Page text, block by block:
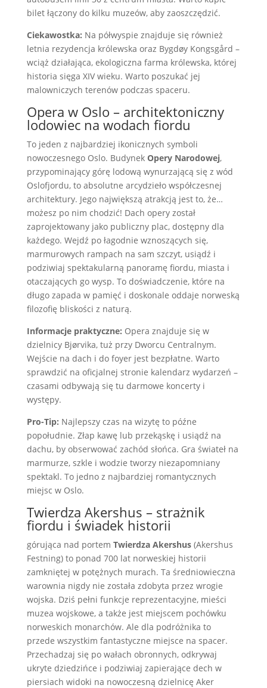
bilet łączony do kilku muzeów, aby zaoszczędzić.
Ciekawostka: Na półwyspie znajduje się również
letnia rezydencja królewska oraz Bygdøy Kongsgård –
wciąż działająca, ekologiczna farma królewska, której
historia sięga XIV wieku. Warto poszukać jej
malowniczych terenów podczas spaceru.
Opera w Oslo – architektoniczny
lodowiec na wodach fiordu
To jeden z najbardziej ikonicznych symboli
nowoczesnego Oslo. Budynek Opery Narodowej,
przypominający górę lodową wynurzającą się z wód
Oslofjordu, to absolutne arcydzieło współczesnej
architektury. Jego największą atrakcją jest to, że…
możesz po nim chodzić! Dach opery został
zaprojektowany jako publiczny plac, dostępny dla
każdego. Wejdź po łagodnie wznoszących się,
marmurowych rampach na sam szczyt, usiądź i
podziwiaj spektakularną panoramę fiordu, miasta i
otaczających go wysp. To doświadczenie, które na
długo zapada w pamięć i doskonale oddaje norweską
filozofię bliskości z naturą.
Informacje praktyczne: Opera znajduje się w
dzielnicy Bjørvika, tuż przy Dworcu Centralnym.
Wejście na dach i do foyer jest bezpłatne. Warto
sprawdzić na oficjalnej stronie kalendarz wydarzeń –
czasami odbywają się tu darmowe koncerty i
występy.
Pro-Tip: Najlepszy czas na wizytę to późne
popołudnie. Złap kawę lub przekąskę i usiądź na
dachu, by obserwować zachód słońca. Gra świateł na
marmurze, szkle i wodzie tworzy niezapomniany
spektakl. To jedno z najbardziej romantycznych
miejsc w Oslo.
Twierdza Akershus – strażnik
fiordu i świadek historii
górująca nad portem Twierdza Akershus(Akershus
Festning) to ponad 700 lat norweskiej historii
zamkniętej w potężnych murach. Ta średniowieczna
warownia nigdy nie została zdobyta przez wrogie
wojska. Dziś pełni funkcje reprezentacyjne, mieści
muzea wojskowe, a także jest miejscem pochówku
norweskich monarchów. Ale dla podróżnika to
przede wszystkim fantastyczne miejsce na spacer.
Przechadzaj się po wałach obronnych, odkrywaj
ukryte dziedzińce i podziwiaj zapierające dech w
piersiach widoki na nowoczesną dzielnicę Aker